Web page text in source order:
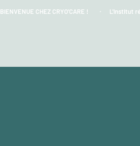
BIENVENUE CHEZ CRYO'CARE !      ・